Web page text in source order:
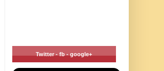
Twitter - fb - google+